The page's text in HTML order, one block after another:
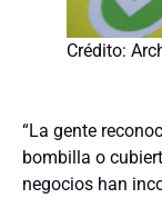
Crédito:
“La gente
bombilla o
negocios han